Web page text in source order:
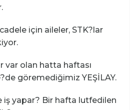
için aileler, STK?lar
var olan hatta haftası
göremediğimiz YEŞİLAY.
iş yapar? Bir hafta lutfedilen